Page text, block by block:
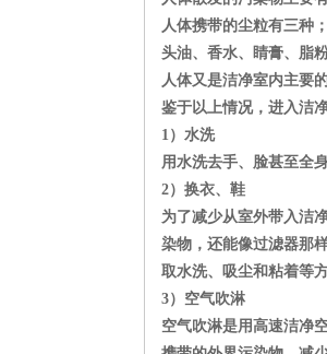
人体携带的尘粒有三种
头油、香水、睛膏、脂
人体又是洁净室内主要
鉴于以上情况，进入洁
1）水洗
用水洗去手、脸甚至全
2）换衣、鞋
为了减少从室外带入洁
染物，还能像过滤器那
取水洗、吸尘和粘着等
3）空气吹淋
空气吹淋是用高速洁净